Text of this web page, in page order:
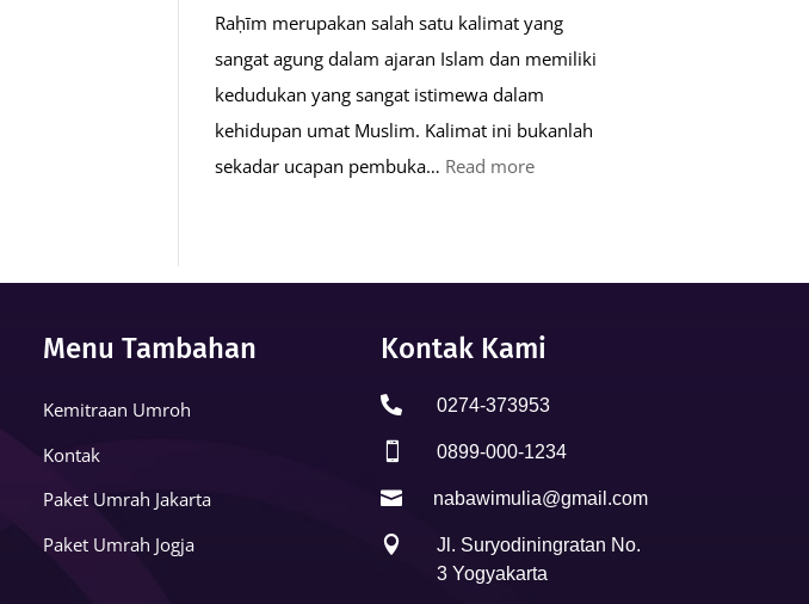
Raḥīm merupakan salah satu kalimat yang
sangat agung dalam ajaran Islam dan memiliki
kedudukan yang sangat istimewa dalam
kehidupan umat Muslim. Kalimat ini bukanlah
sekadar ucapan pembuka… Read more:
Kehidupan
Menu Tambahan
Kemitraan Umroh
Kontak
Paket Umrah Jakarta
Paket Umrah Jogja
Kontak Kami
 0274-373953
 0899-000-1234
 nabawimulia@gmail.com

Jl. Suryodiningratan No.
3 Yogyakarta